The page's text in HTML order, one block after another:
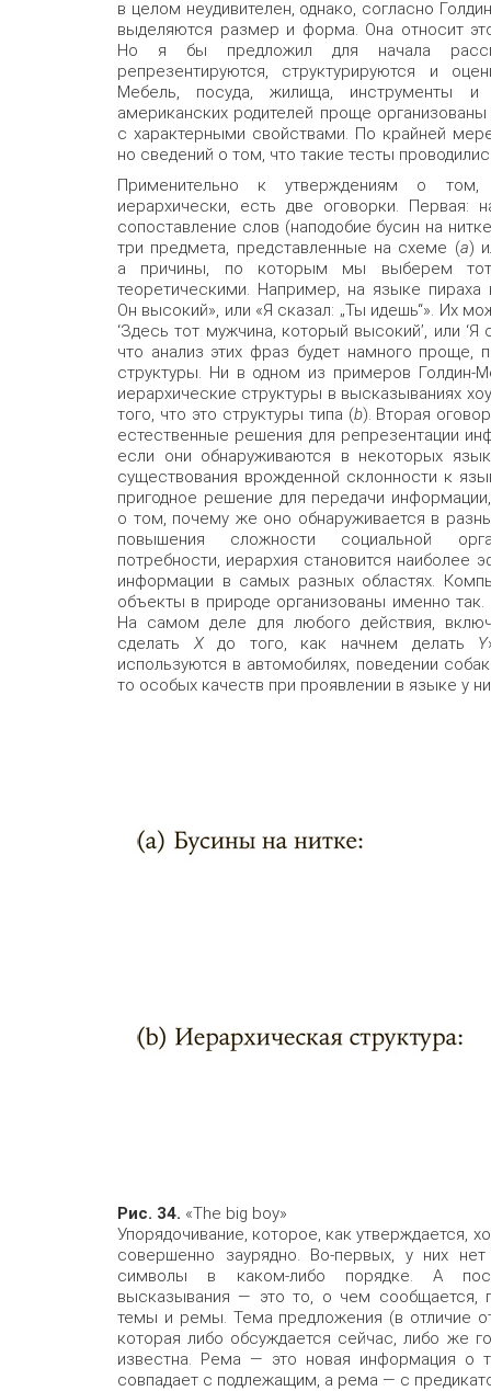
в целом неудивителен, однако, согласно
выделяются размер и форма. Она относит
Но я бы предложил для начала
репрезентируются, структурируются и
Мебель, посуда, жилища, инструменты
американских родителей проще
с характерными свойствами. По крайней
но сведений о том, что такие тесты
Применительно к утверждениям о том,
иерархически, есть две оговорки. Первая:
сопоставление слов (наподобие бусин на
три предмета, представленные на схеме (a)
а причины, по которым мы выберем тот
теоретическими. Например, на языке
Он высокий», или «Я сказал: „Ты идешь“». Их
‘Здесь тот мужчина, который высокий’, или
что анализ этих фраз будет намного проще,
структуры. Ни в одном из примеров Голдин-
иерархические структуры в высказываниях
того, что это структуры типа (b). Вторая
естественные решения для репрезентации
если они обнаруживаются в некоторых
существования врожденной склонности к
пригодное решение для передачи
о том, почему же оно обнаруживается в
повышения сложности социальной
потребности, иерархия становится
информации в самых разных областях.
объекты в природе организованы именно
На самом деле для любого действия,
сделать Xдо того, как начнем делать Y
используются в автомобилях, поведении
то особых качеств при проявлении в языке у
Рис. 34. «The big boy»
Упорядочивание, которое, как утверждается,
совершенно заурядно. Во-первых, у них
символы в каком-либо порядке. А
высказывания — это то, о чем сообщается,
темы и ремы. Тема предложения (в отличие
которая либо обсуждается сейчас, либо же
известна. Рема — это новая информация о
совпадает с подлежащим, а рема — с